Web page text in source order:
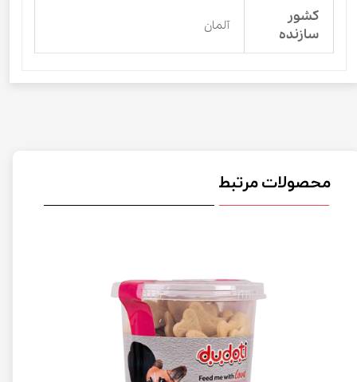
کشور
سازنده
آلمان
محصولات مرتبط